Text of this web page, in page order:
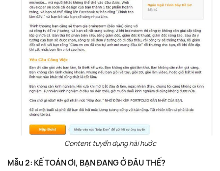
Content tuyển dụng hài hước
Mẫu 2: KẾ TOÁN ƠI, BẠN ĐANG Ở ĐÂU THẾ?